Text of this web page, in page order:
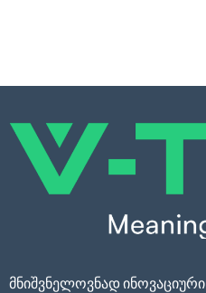
მნიშვნელოვნად ინოვაციური